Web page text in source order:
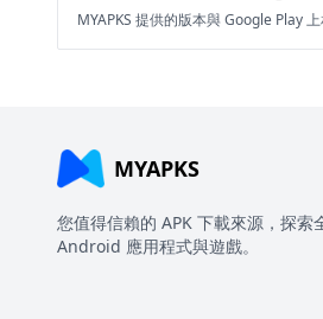
MYAPKS 提供的版本與 Google Play
MYAPKS
您值得信賴的 APK 下載來源，探索
Android 應用程式與遊戲。